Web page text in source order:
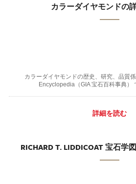
カラーダイヤモンドの
カラーダイヤモンドの歴史、研究、品質
Encyclopedia（GIA 宝石百科事典）
詳細を読む
RICHARD T. LIDDICOAT 宝石学